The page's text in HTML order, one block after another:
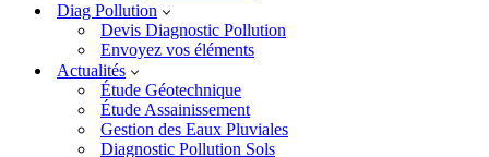
Diag Pollution
Devis Diagnostic Pollution
Envoyez vos éléments
Actualités
Étude Géotechnique
Étude Assainissement
Gestion des Eaux Pluviales
Diagnostic Pollution Sols